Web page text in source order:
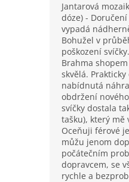
Jantarová
dóze) -
vypadá
Bohužel v
poškození
Brahma
skvělá.
nabídnutá
obdržení
svíčky dostala
tašku), který mě
Oceňuji férové
můžu jenom
počátečním
dopravcem, se
rychle a